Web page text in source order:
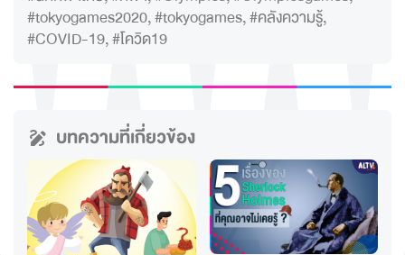
#tokyogames2020,#tokyogames,#คลังความรู้,
#COVID-19,#โควิด19
บทความที่เกี่ยวข้อง